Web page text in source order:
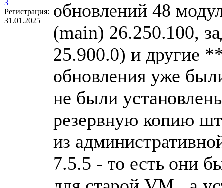
3
Регистрация:
31.01.2025
обновлений 48
(main) 26.250.100,
25.900.0) и другие
обновления уже
не были
резервную копию
из
7.5.5 - то есть они